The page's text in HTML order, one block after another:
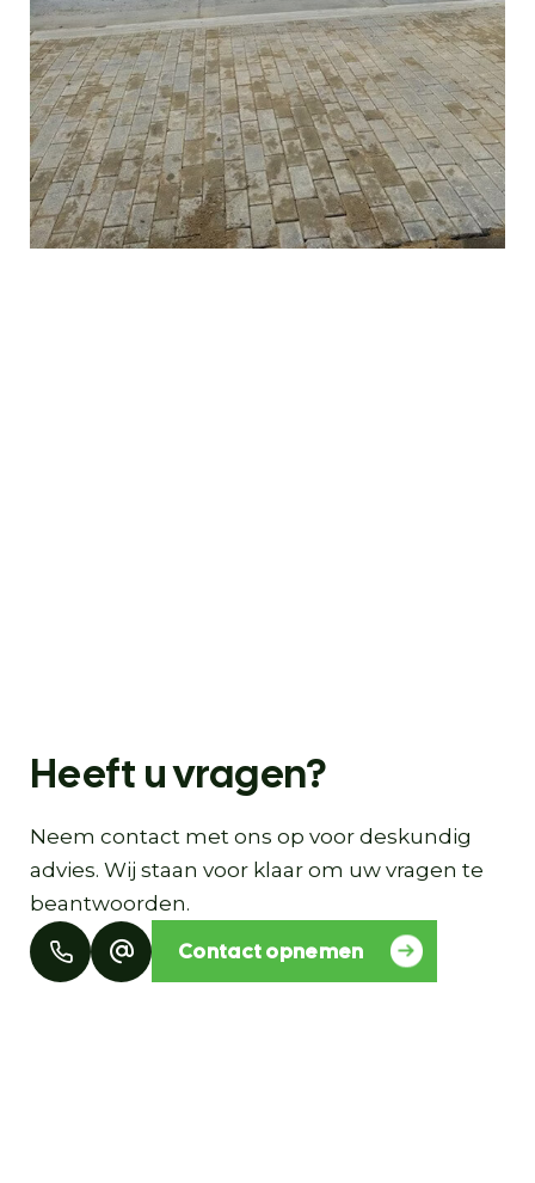
Heeft u vragen?
Neem contact met ons op voor deskundig
advies. Wij staan voor klaar om uw vragen te
beantwoorden.
Contact opnemen